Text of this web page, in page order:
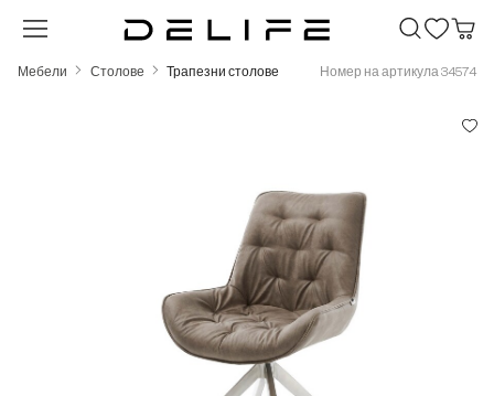
Преминете към основното съдържание
Мебели Столове Трапезни столове Номер на артикула 34574